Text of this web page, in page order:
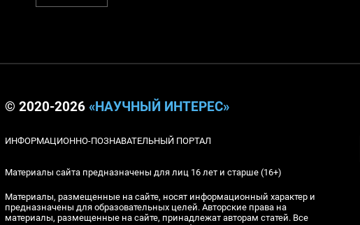
© 2020-2026 «НАУЧНЫЙ ИНТЕРЕС»
ИНФОРМАЦИОННО-ПОЗНАВАТЕЛЬНЫЙ ПОРТАЛ
Материалы сайта предназначены для лиц 16 лет и старше (16+)
Материалы, размещенные на сайте, носят информационный характер и
предназначены для образовательных целей. Авторские права на
материалы, размещенные на сайте, принадлежат авторам статей. Все